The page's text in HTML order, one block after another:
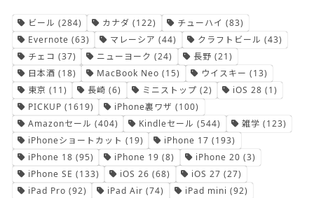
ビール (284) カナダ (122) チューハイ (83)
Evernote (63) マレーシア (44) クラフトビール (43)
チェコ (37) ニューヨーク (24) 長野 (21)
日本酒 (18) MacBook Neo (15) ウイスキー (13)
東京 (11) 長崎 (6) ミニストップ (2) iOS 28 (1)
PICKUP (1619) iPhone裏ワザ (100)
Amazonセール (404) Kindleセール (544) 雑学 (123)
iPhoneショートカット (19) iPhone 17 (193)
iPhone 18 (95) iPhone 19 (8) iPhone 20 (3)
iPhone SE (133) iOS 26 (68) iOS 27 (27)
iPad Pro (92) iPad Air (74) iPad mini (92)